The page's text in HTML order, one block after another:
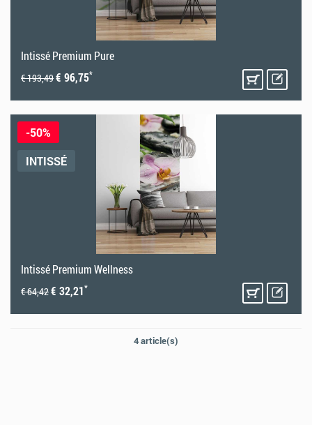
Intissé Premium Pure
€ 193,49€ 96,75*
-50%
INTISSÉ
Intissé Premium Wellness
€ 64,42€ 32,21*
4 article(s)